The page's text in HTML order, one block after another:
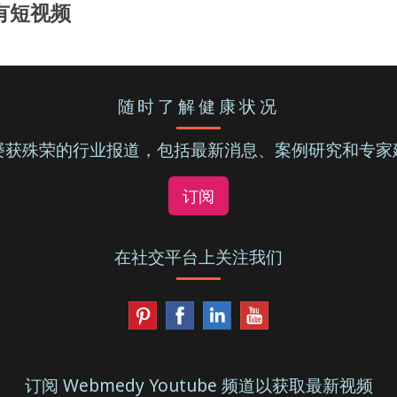
短视频
随时了解健康状况
殊荣的行业报道，包括最新消息、案例研究和专
订阅
在社交平台上关注我们
订阅 Webmedy Youtube 频道以获取最新视频